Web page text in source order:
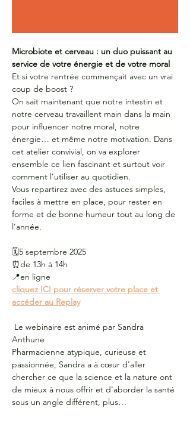
Microbiote et cerveau : un duo puissant au
service de votre énergie et de votre moral
Et si votre rentrée commençait avec un vrai
coup de boost ?
On sait maintenant que notre intestin et
notre cerveau travaillent main dans la main
pour influencer notre moral, notre
énergie… et même notre motivation. Dans
cet atelier convivial, on va explorer
ensemble ce lien fascinant et surtout voir
comment l’utiliser au quotidien.
Vous repartirez avec des astuces simples,
faciles à mettre en place, pour rester en
forme et de bonne humeur tout au long de
l’année.
🗓️5 septembre 2025
⏰de 13h à 14h
📍en ligne
cliquez ICI pour réserver votre place et
accéder au Replay
Le webinaire est animé par Sandra
Anthune
Pharmacienne atypique, curieuse et
passionnée, Sandra a à cœur d'aller
chercher ce que la science et la nature ont
de mieux à nous offrir et d'aborder la santé
sous un angle différent, plus…